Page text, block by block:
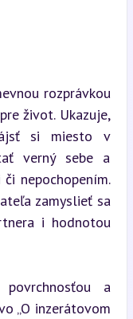
rozprávkou
život. Ukazuje,
si miesto v
verný sebe a
nepochopením.
zamyslieť sa
i hodnotou
a
„O inzerátovom